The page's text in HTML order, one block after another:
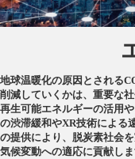
地球温暖化の原因とされる
削減していくかは、重要な
再生可能エネルギーの活用
の渋滞緩和やXR技術による
の提供により、脱炭素社会
気候変動への適応に貢献しま